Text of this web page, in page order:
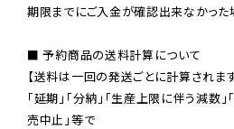
期限までにご入金が確認出来なかった
■ 予約商品の送料計算について
【送料は一回の発送ごとに計算されま
「延期」「分納」「生産上限に伴う減数
売中止」等で